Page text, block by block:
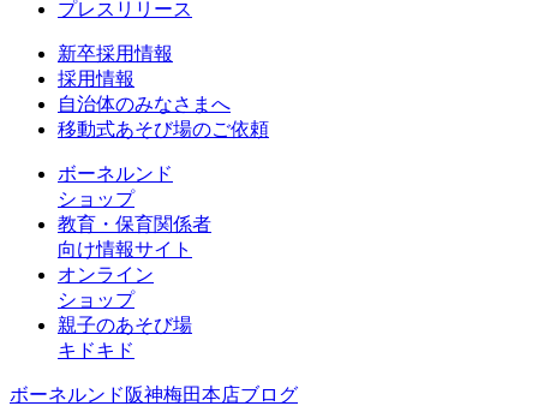
プレスリリース
新卒採用情報
採用情報
自治体のみなさまへ
移動式あそび場のご依頼
ボーネルンド
ショップ
教育・保育関係者
向け情報サイト
オンライン
ショップ
親子のあそび場
キドキド
ボーネルンド阪神梅田本店ブログ